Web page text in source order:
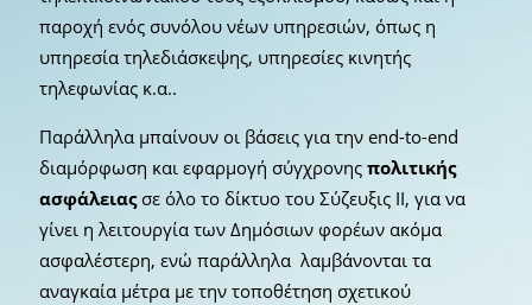
παροχή ενός συνόλου νέων υπηρεσιών, όπως η
υπηρεσία τηλεδιάσκεψης, υπηρεσίες κινητής
τηλεφωνίας κ.α..
Παράλληλα μπαίνουν οι βάσεις για την end-to-end
διαμόρφωση και εφαρμογή σύγχρονης πολιτικής
ασφάλειαςσε όλο το δίκτυο του Σύζευξις ΙΙ, για να
γίνει η λειτουργία των Δημόσιων φορέων ακόμα
ασφαλέστερη, ενώ παράλληλα λαμβάνονται τα
αναγκαία μέτρα με την τοποθέτηση σχετικού